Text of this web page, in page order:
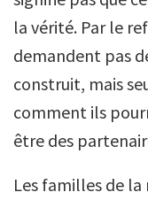
la vérité. Par le
demandent pas
construit, mais
comment ils
être des
Les familles de